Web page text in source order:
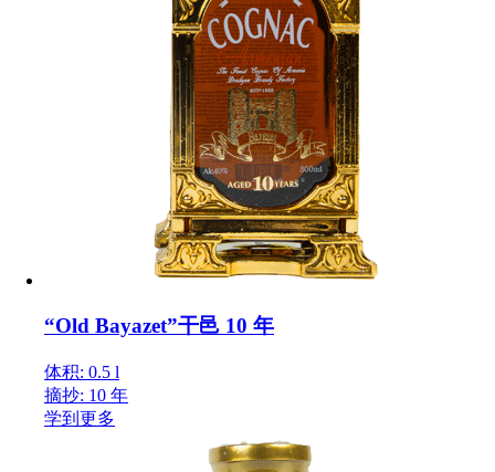
“Old Bayazet”干邑 10 年
体积: 0.5 l
摘抄: 10 年
学到更多